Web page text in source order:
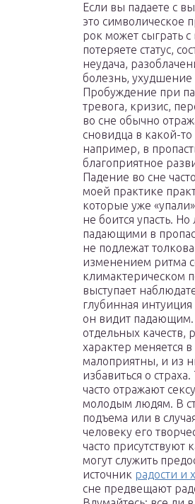
Если вы падаете с
это символическое
рок может сыграть
потеряете статус,
неудача,
болезнь, ухудшение
Пробуждение при
тревога, кризис,
во сне обычно
сновидца в какой-
например, в
благоприятное
Падение во сне
моей практике
которые уже
не боится упасть.
падающими в
не подлежат
изменением ритма
климактерическом
выступает
глубинная
он видит падающим.
отдельных качеств,
характер меняется
малоприятны, и из
избавиться о
часто отражают
молодым людям. В
подъема или в
человеку его
часто
могут служить
источник радости и
сне предвещают